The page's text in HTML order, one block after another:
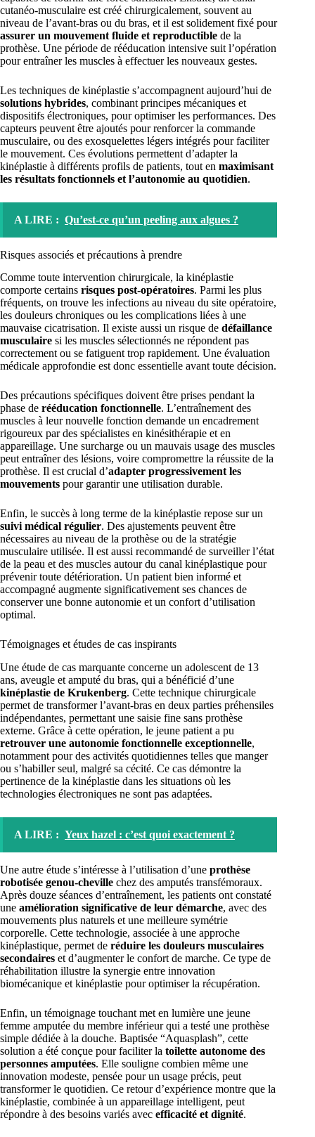
cutanéo-musculaire est créé chirurgicalement, souvent au
niveau de l’avant-bras ou du bras, et il est solidement fixé pour
assurer un mouvement fluide et reproductible de la
prothèse. Une période de rééducation intensive suit l’opération
pour entraîner les muscles à effectuer les nouveaux gestes.
Les techniques de kinéplastie s’accompagnent aujourd’hui de
solutions hybrides, combinant principes mécaniques et
dispositifs électroniques, pour optimiser les performances. Des
capteurs peuvent être ajoutés pour renforcer la commande
musculaire, ou des exosquelettes légers intégrés pour faciliter
le mouvement. Ces évolutions permettent d’adapter la
kinéplastie à différents profils de patients, tout en maximisant
les résultats fonctionnels et l’autonomie au quotidien.
A LIRE : Qu’est-ce qu’un peeling aux algues ?
Risques associés et précautions à prendre
Comme toute intervention chirurgicale, la kinéplastie
comporte certains risques post-opératoires. Parmi les plus
fréquents, on trouve les infections au niveau du site opératoire,
les douleurs chroniques ou les complications liées à une
mauvaise cicatrisation. Il existe aussi un risque de défaillance
musculaire si les muscles sélectionnés ne répondent pas
correctement ou se fatiguent trop rapidement. Une évaluation
médicale approfondie est donc essentielle avant toute décision.
Des précautions spécifiques doivent être prises pendant la
phase de rééducation fonctionnelle. L’entraînement des
muscles à leur nouvelle fonction demande un encadrement
rigoureux par des spécialistes en kinésithérapie et en
appareillage. Une surcharge ou un mauvais usage des muscles
peut entraîner des lésions, voire compromettre la réussite de la
prothèse. Il est crucial d’adapter progressivement les
mouvements pour garantir une utilisation durable.
Enfin, le succès à long terme de la kinéplastie repose sur un
suivi médical régulier. Des ajustements peuvent être
nécessaires au niveau de la prothèse ou de la stratégie
musculaire utilisée. Il est aussi recommandé de surveiller l’état
de la peau et des muscles autour du canal kinéplastique pour
prévenir toute détérioration. Un patient bien informé et
accompagné augmente significativement ses chances de
conserver une bonne autonomie et un confort d’utilisation
optimal.
Témoignages et études de cas inspirants
Une étude de cas marquante concerne un adolescent de 13
ans, aveugle et amputé du bras, qui a bénéficié d’une
kinéplastie de Krukenberg. Cette technique chirurgicale
permet de transformer l’avant-bras en deux parties préhensiles
indépendantes, permettant une saisie fine sans prothèse
externe. Grâce à cette opération, le jeune patient a pu
retrouver une autonomie fonctionnelle exceptionnelle,
notamment pour des activités quotidiennes telles que manger
ou s’habiller seul, malgré sa cécité. Ce cas démontre la
pertinence de la kinéplastie dans les situations où les
technologies électroniques ne sont pas adaptées.
A LIRE : Yeux hazel : c’est quoi exactement ?
Une autre étude s’intéresse à l’utilisation d’une prothèse
robotisée genou-cheville chez des amputés transfémoraux.
Après douze séances d’entraînement, les patients ont constaté
une amélioration significative de leur démarche, avec des
mouvements plus naturels et une meilleure symétrie
corporelle. Cette technologie, associée à une approche
kinéplastique, permet de réduire les douleurs musculaires
secondaires et d’augmenter le confort de marche. Ce type de
réhabilitation illustre la synergie entre innovation
biomécanique et kinéplastie pour optimiser la récupération.
Enfin, un témoignage touchant met en lumière une jeune
femme amputée du membre inférieur qui a testé une prothèse
simple dédiée à la douche. Baptisée “Aquasplash”, cette
solution a été conçue pour faciliter la toilette autonome des
personnes amputées. Elle souligne combien même une
innovation modeste, pensée pour un usage précis, peut
transformer le quotidien. Ce retour d’expérience montre que la
kinéplastie, combinée à un appareillage intelligent, peut
répondre à des besoins variés avec efficacité et dignité.